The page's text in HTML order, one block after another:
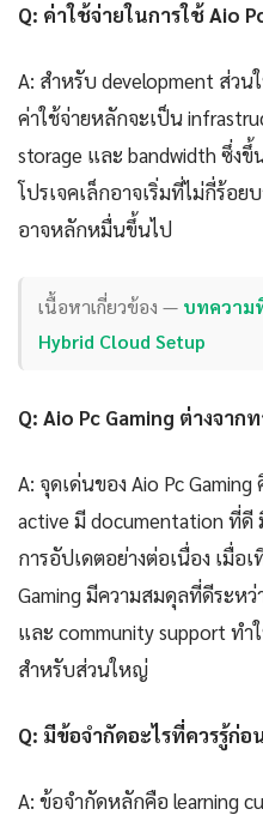
Q: ค่าใช้จ่ายในการใช้ Aio
A: สำหรับ development ส่ว
ค่าใช้จ่ายหลักจะเป็น
storage และ bandwidth ซึ่ง
โปรเจคเล็กอาจเริ่มที่ไม่กี่ร้อ
อาจหลักหมื่นขึ้นไป
เนื้อหาเกี่ยวข้อง — บทความที่
Hybrid Cloud Setup
Q: Aio Pc Gaming ต่างจาก
A: จุดเด่นของ Aio Pc
active มี documentation ที่
การอัปเดตอย่างต่อเนื่อง เมื่อ
Gaming มีความสมดุลที่ดีระหว่
และ community support ทำ
สำหรับส่วนใหญ่
Q: มีข้อจำกัดอะไรที่ควรรู้ก่อ
A: ข้อจำกัดหลักคือ learning